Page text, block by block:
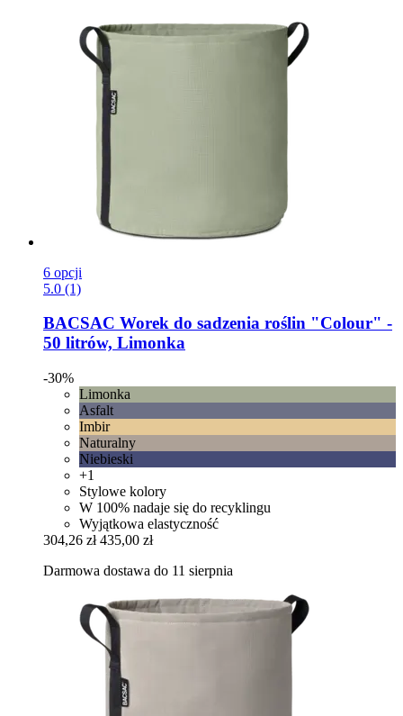
6 opcji
5.0 (1)
BACSAC Worek do sadzenia roślin "Colour" -​
50 litrów, Limonka
-30%
Limonka
Asfalt
Imbir
Naturalny
Niebieski
+1
Stylowe kolory
W 100% nadaje się do recyklingu
Wyjątkowa elastyczność
304,26 zł 435,00 zł
Darmowa dostawa do 11 sierpnia